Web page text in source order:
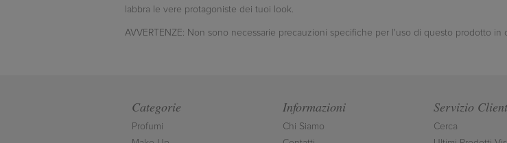
labbra le vere protagoniste dei tuoi look.
AVVERTENZE: Non sono necessarie precauzioni specifiche per l'uso di questo prodotto
Categorie
Profumi
Informazioni
Chi Siamo
Servizio
Cerca